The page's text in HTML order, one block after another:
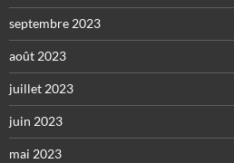
septembre 2023
août 2023
juillet 2023
juin 2023
mai 2023